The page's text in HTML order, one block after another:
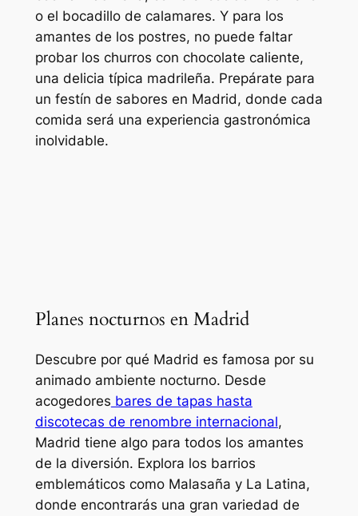
o el bocadillo de calamares. Y para los
amantes de los postres, no puede faltar
probar los churros con chocolate caliente,
una delicia típica madrileña. Prepárate para
un festín de sabores en Madrid, donde cada
comida será una experiencia gastronómica
inolvidable.
Planes nocturnos en Madrid
Descubre por qué Madrid es famosa por su
animado ambiente nocturno. Desde
acogedores bares de tapas hasta
discotecas de renombre internacional,
Madrid tiene algo para todos los amantes
de la diversión. Explora los barrios
emblemáticos como Malasaña y La Latina,
donde encontrarás una gran variedad de